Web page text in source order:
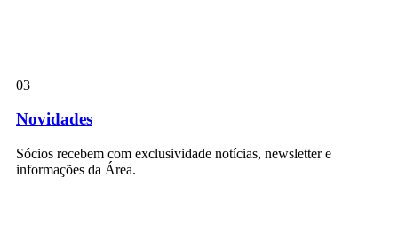
03
Novidades
Sócios recebem com exclusividade notícias, newsletter e
informações da Área.